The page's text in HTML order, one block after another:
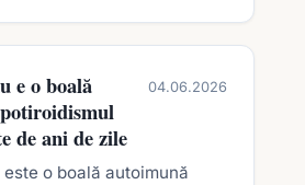
e o boală
de ani de zile
04.06.2026
o boală autoimună